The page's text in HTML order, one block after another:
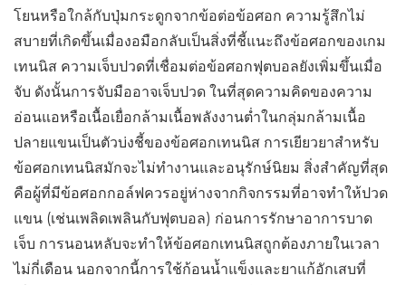
โยนหรือใกล้กับปุ่มกระดูกจากข้อต่อข้อศอก ความรู้สึกไม่
สบายที่เกิดขึ้นเมื่องอมือกลับเป็นสิ่งที่ชี้แนะถึงข้อศอกของเกม
เทนนิส ความเจ็บปวดที่เชื่อมต่อข้อศอกฟุตบอลยังเพิ่มขึ้นเมื่อ
จับ ดังนั้นการจับมืออาจเจ็บปวด ในที่สุดความคิดของความ
อ่อนแอหรือเนื้อเยื่อกล้ามเนื้อพลังงานต่ำในกลุ่มกล้ามเนื้อ
ปลายแขนเป็นตัวบ่งชี้ของข้อศอกเทนนิส การเยียวยาสำหรับ
ข้อศอกเทนนิสมักจะไม่ทำงานและอนุรักษ์นิยม สิ่งสำคัญที่สุด
คือผู้ที่มีข้อศอกกอล์ฟควรอยู่ห่างจากกิจกรรมที่อาจทำให้ปวด
แขน (เช่นเพลิดเพลินกับฟุตบอล) ก่อนการรักษาอาการบาด
เจ็บ การนอนหลับจะทำให้ข้อศอกเทนนิสถูกต้องภายในเวลา
ไม่กี่เดือน นอกจากนี้การใช้ก้อนน้ำแข็งและยาแก้อักเสบที่